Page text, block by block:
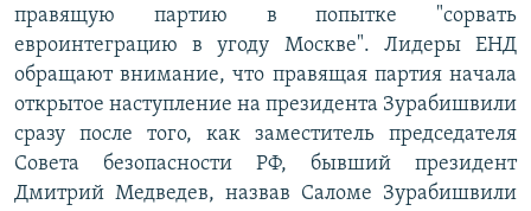
правящую партию в попытке "сорвать
евроинтеграцию в угоду Москве". Лидеры ЕНД
обращают внимание, что правящая партия начала
открытое наступление на президента Зурабишвили
сразу после того, как заместитель председателя
Совета безопасности РФ, бывший президент
Дмитрий Медведев, назвав Саломе Зурабишвили